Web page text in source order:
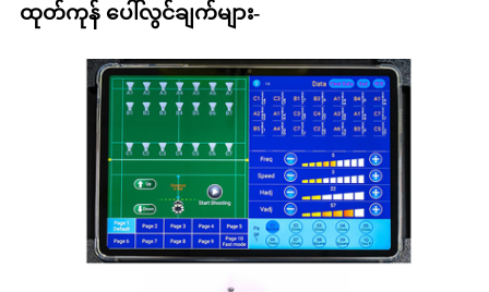
ထုတ်ကုန် ပေါ်လွင်ချက်များ-